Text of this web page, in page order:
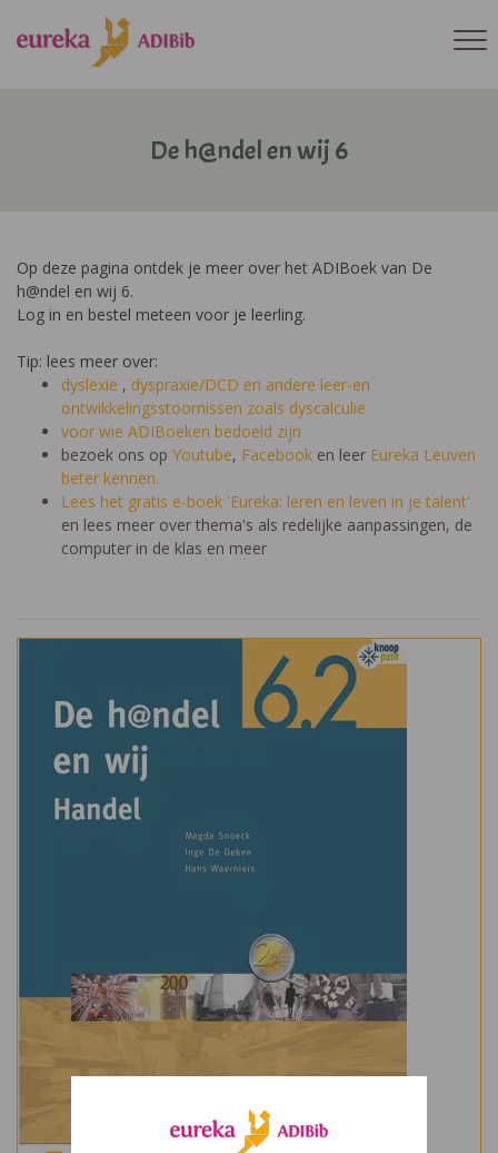
De h@ndel en wij 6
Op deze pagina ontdek je meer over het ADIBoek van De
h@ndel en wij 6.
Log in en bestel meteen voor je leerling.
Tip: lees meer over:
dyslexie , dyspraxie/DCD en andere leer-en
ontwikkelingsstoornissen zoals dyscalculie
voor wie ADIBoeken bedoeld zijn
bezoek ons op Youtube, Facebook en leer Eureka Leuven
beter kennen.
Lees het gratis e-boek 'Eureka: leren en leven in je talent'
en lees meer over thema's als redelijke aanpassingen, de
computer in de klas en meer